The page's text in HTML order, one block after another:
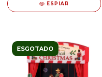
ESPIAR
ESGOTADO